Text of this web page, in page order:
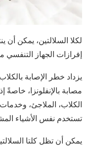
لكلا السلالتين، يمكن أن
إفرازات الجهاز
يزداد خطر الإصابة
مصابة بالإنفلونزا،
الكلاب، الملاجئ، وخدمات
تستخدم نفس الأشياء
يمكن أن تظل كلتا